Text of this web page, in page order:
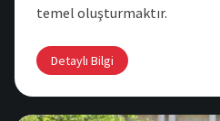
temel oluşturmaktır.
Detaylı Bilgi